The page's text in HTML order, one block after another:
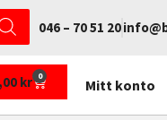
046 – 70 51 20
kr 0
Mitt konto